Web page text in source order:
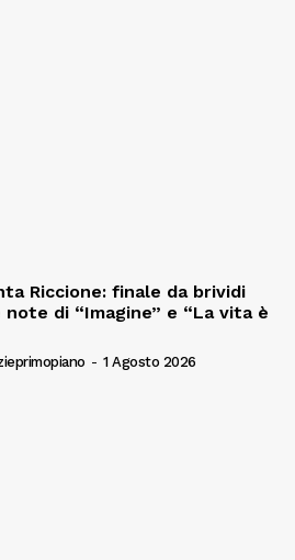
Riccione: finale da brividi
di “Imagine” e “La vita è
- 1 Agosto 2026